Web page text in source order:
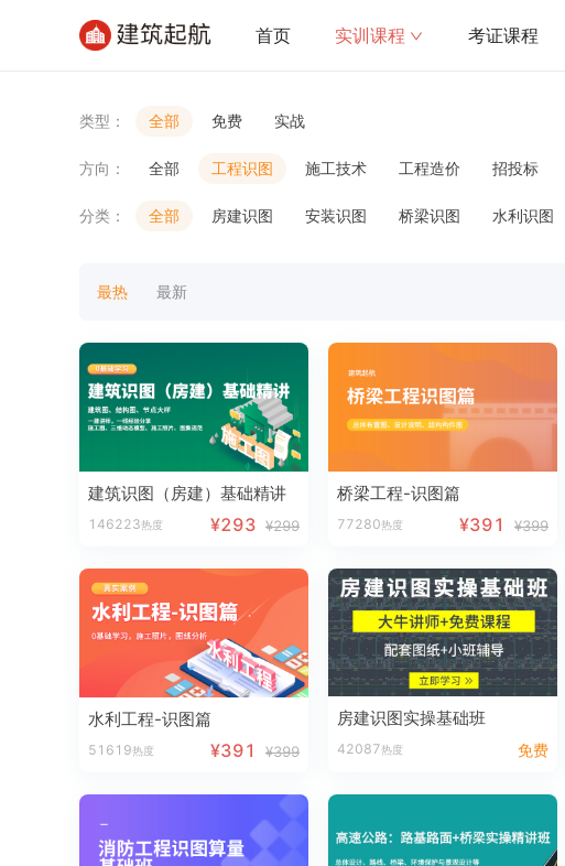
首页 实训课程 考证课程
类型： 全部 免费 实战
方向： 全部 工程识图 施工技术 工程造价 招投标
分类： 全部 房建识图 安装识图 桥梁识图 水利识图
最热 最新
建筑识图（房建）基础精讲
146223热度 ¥293 ¥299
桥梁工程-识图篇
77280热度 ¥391 ¥399
水利工程-识图篇
51619热度 ¥391 ¥399
房建识图实操基础班
42087热度 免费